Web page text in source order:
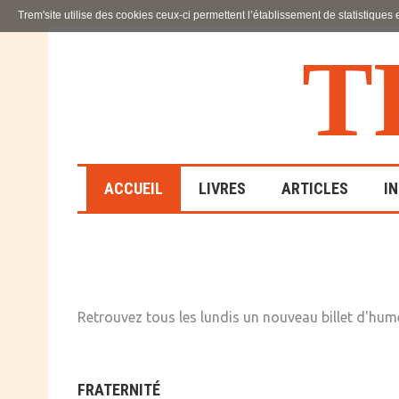
T
ACCUEIL LIVRES
SCIENCES HUMAINES
ARTICLES
Retrouvez tous les lundis un nouveau billet
FRATERNITÉ
Trem'site utilise des cookies ceux-ci permettent l’établissement de statistiques